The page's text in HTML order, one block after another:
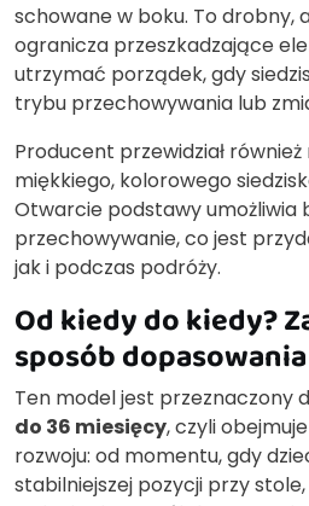
schowane w boku. To drobny,
ogranicza przeszkadzające
utrzymać porządek, gdy
trybu przechowywania lub
Producent przewidział
miękkiego, kolorowego
Otwarcie podstawy umożliwia
przechowywanie, co jest
jak i podczas podróży.
Od kiedy do kiedy?
sposób
Ten model jest przeznaczony
do 36 miesięcy, czyli
rozwoju: od momentu, gdy
stabilniejszej pozycji przy